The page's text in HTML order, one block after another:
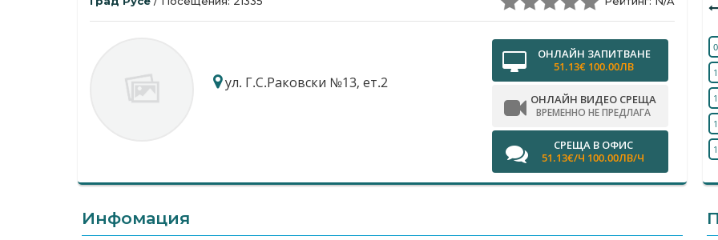
ул. Г.С.Раковски №13, ет.2
ОНЛАЙН ЗАПИТВАНЕ
51.13€ 100.00ЛВ
ОНЛАЙН ВИДЕО СРЕЩА
ВРЕМЕННО НЕ ПРЕДЛАГА
СРЕЩА В ОФИС
51.13€/Ч 100.00ЛВ/Ч
Инфомация